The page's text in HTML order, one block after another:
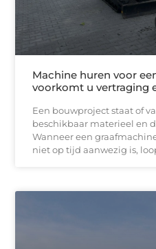
Machine huren voor
voorkomt u vertraging
Een bouwproject staat of
beschikbaar materieel en
Wanneer een
niet op tijd aanwezig is,